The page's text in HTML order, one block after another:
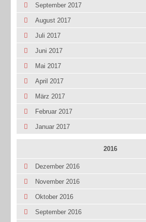
September 2017
August 2017
Juli 2017
Juni 2017
Mai 2017
April 2017
März 2017
Februar 2017
Januar 2017
2016
Dezember 2016
November 2016
Oktober 2016
September 2016